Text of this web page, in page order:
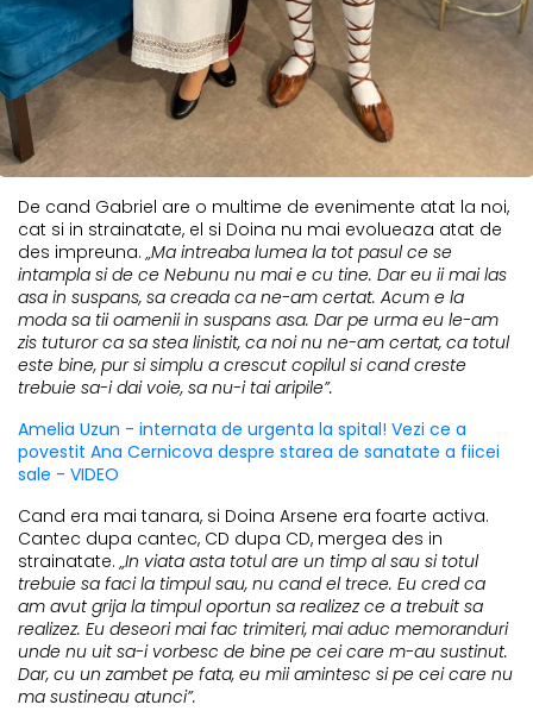
De cand Gabriel are o multime de evenimente atat la noi,
cat si in strainatate, el si Doina nu mai evolueaza atat de
des impreuna.„Ma intreaba lumea la tot pasul ce se
intampla si de ce Nebunu nu mai e cu tine. Dar eu ii mai las
asa in suspans, sa creada ca ne-am certat. Acum e la
moda sa tii oamenii in suspans asa. Dar pe urma eu le-am
zis tuturor ca sa stea linistit, ca noi nu ne-am certat, ca totul
este bine, pur si simplu a crescut copilul si cand creste
trebuie sa-i dai voie, sa nu-i tai aripile”.
Amelia Uzun - internata de urgenta la spital! Vezi ce a
povestit Ana Cernicova despre starea de sanatate a fiicei
sale - VIDEO
Cand era mai tanara, si Doina Arsene era foarte activa.
Cantec dupa cantec, CD dupa CD, mergea des in
strainatate.„In viata asta totul are un timp al sau si totul
trebuie sa faci la timpul sau, nu cand el trece. Eu cred ca
am avut grija la timpul oportun sa realizez ce a trebuit sa
realizez. Eu deseori mai fac trimiteri, mai aduc memoranduri
unde nu uit sa-i vorbesc de bine pe cei care m-au sustinut.
Dar, cu un zambet pe fata, eu mii amintesc si pe cei care nu
ma sustineau atunci”.